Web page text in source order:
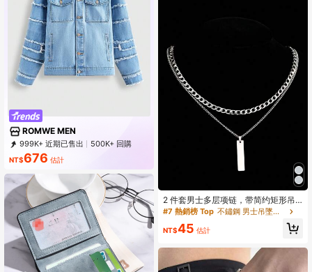
ROMWE MEN
999K+ 近期已售出
500K+ 回購
669K 訂閱
NT$676 估計
2 件套男士多层项链，带简约矩形吊
坠、锁骨链、圣诞节、新年、情人
节、节日礼物
#7 熱銷榜 Top 不鏽鋼 男士吊墜項鍊
NT$45 估計